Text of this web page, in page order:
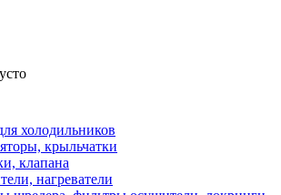
холодильников
крыльчатки
клапана
нагреватели